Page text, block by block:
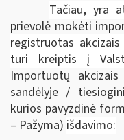
Tačiau, yra
prievolė mokėti
registruotas
turi kreiptis į
Importuotų
sandėlyje /
kurios pavyzdinė
– Pažyma) išdavimo: